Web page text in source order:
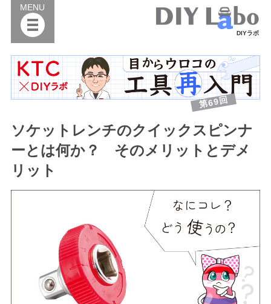
DIYラボ
MENU
第69回
ソケットレンチのクイックスピンナ
ーとは何か？ そのメリットとデメ
リット